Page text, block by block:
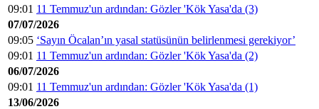
09:01 11 Temmuz'un ardından: Gözler 'Kök Yasa'da (3)
07/07/2026
09:05 ‘Sayın Öcalan’ın yasal statüsünün belirlenmesi gerekiyor’
09:01 11 Temmuz'un ardından: Gözler 'Kök Yasa'da (2)
06/07/2026
09:01 11 Temmuz'un ardından: Gözler 'Kök Yasa'da (1)
13/06/2026